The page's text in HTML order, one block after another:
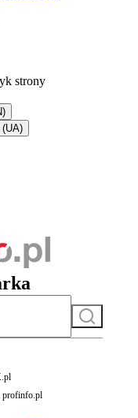
się w nowej karcie
strony
(UA)
Szukaj
i logowanie do serwisu
otwiera się w nowej karcie
profinfo.plotwiera się w nowej karcie